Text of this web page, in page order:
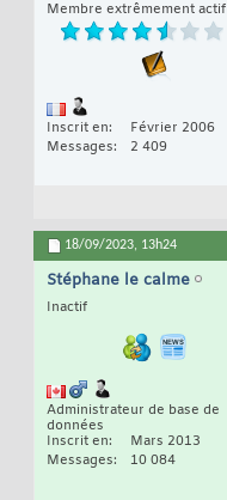
Membre extrêmement actif
Inscrit en
Février 2006
Messages
2 409
18/09/2023, 13h24
Stéphane le calme
Inactif
Administrateur de base de
données
Inscrit en
Mars 2013
Messages
10 084